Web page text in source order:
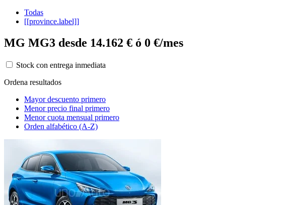
Todas
[[province.label]]
MG MG3 desde 14.162 € ó 0 €/mes
Stock con entrega inmediata
Ordena resultados
Mayor descuento primero
Menor precio final primero
Menor cuota mensual primero
Orden alfabético (A-Z)